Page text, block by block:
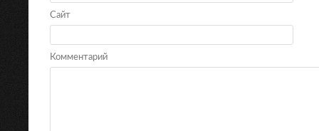
Сайт
Комментарий